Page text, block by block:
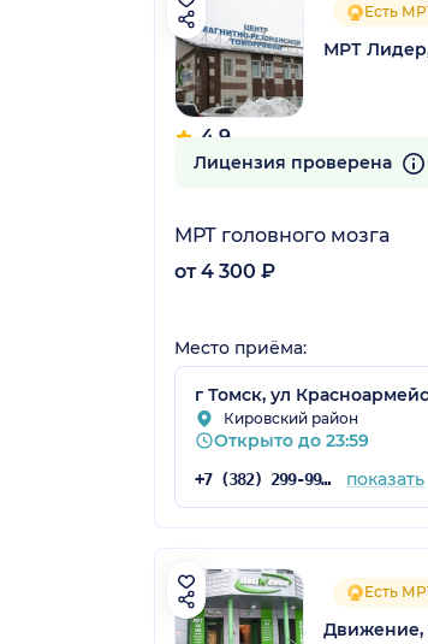
4.9
5 отзывов
Есть
МРТ
Лицензия проверена
МРТ головного мозга
от 4 300 ₽
Место приёма:
г Томск, ул
Кировский район
Открыто до 23:59
+7 (382) 299-99-01 показать
Есть
Движение,